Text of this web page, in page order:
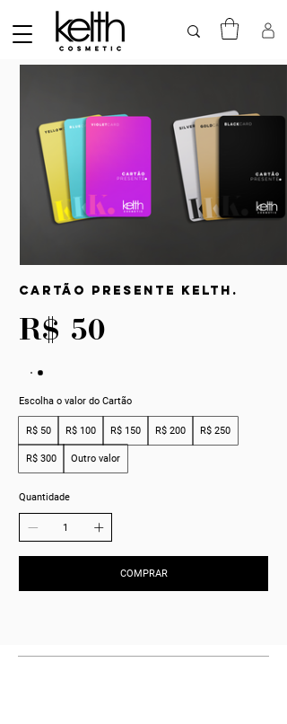
Cartão Presente Kelth.
R$ 50
Escolha o valor do Cartão
R$ 50 R$ 100 R$ 150 R$ 200 R$ 250
R$ 300 Outro valor
Quantidade
COMPRAR